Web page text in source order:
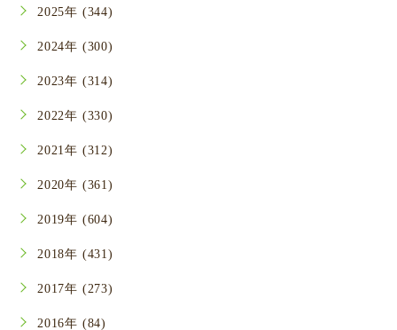
2025年 (344)
2024年 (300)
2023年 (314)
2022年 (330)
2021年 (312)
2020年 (361)
2019年 (604)
2018年 (431)
2017年 (273)
2016年 (84)